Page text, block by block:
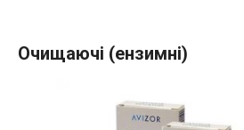
Очищаючі (ензимні)